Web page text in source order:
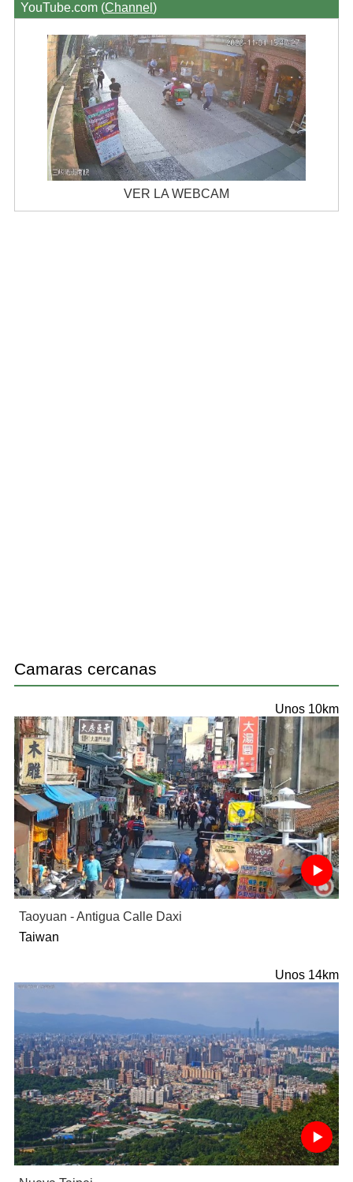
YouTube.com (Channel )
VER LA WEBCAM
Camaras cercanas
Unos 10km
Taoyuan - Antigua Calle Daxi
Taiwan
Unos 14km